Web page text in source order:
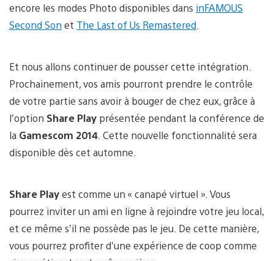
encore les modes Photo disponibles dans inFAMOUS
Second Son et The Last of Us Remastered
Et nous allons continuer de pousser cette intégration.
Prochainement, vos amis pourront prendre le contrôle
de votre partie sans avoir à bouger de chez eux, grâce à
l’option Share Play présentée pendant la conférence de
la Gamescom 2014 . Cette nouvelle fonctionnalité sera
disponible dès cet automne.
Share Playest comme un « canapé virtuel ». Vous
pourrez inviter un ami en ligne à rejoindre votre jeu local,
et ce même s’il ne possède pas le jeu. De cette manière,
vous pourrez profiter d’une expérience de coop comme